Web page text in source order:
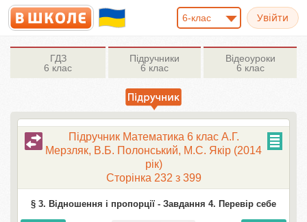
6-клас
ГДЗ
6 клас
Підручники
6 клас
Відеоуроки
6 клас
Підручник Математика 6 клас А.Г.
Мерзляк, В.Б. Полонський, М.С. Якір (2014
рік)
Сторінка 232 з 399
§ 3. Відношення і пропорції - Завдання 4. Перевір себе